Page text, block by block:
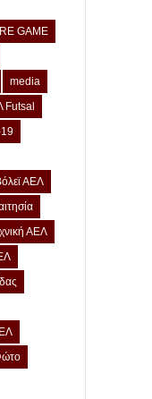
GAME
media
Futsal
ΑΕΛ
ΑΕΛ